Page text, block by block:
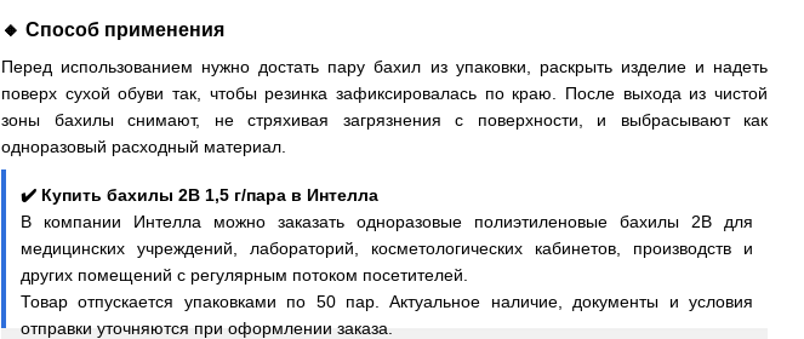
🔸 Способ применения
Перед использованием нужно достать пару бахил из упаковки, раскрыть изделие и надеть
поверх сухой обуви так, чтобы резинка зафиксировалась по краю. После выхода из чистой
зоны бахилы снимают, не стряхивая загрязнения с поверхности, и выбрасывают как
одноразовый расходный материал.
✔️ Купить бахилы 2В 1,5 г/пара в Интелла
В компании Интелла можно заказать одноразовые полиэтиленовые бахилы 2В для
медицинских учреждений, лабораторий, косметологических кабинетов, производств и
других помещений с регулярным потоком посетителей.
Товар отпускается упаковками по 50 пар. Актуальное наличие, документы и условия
отправки уточняются при оформлении заказа.